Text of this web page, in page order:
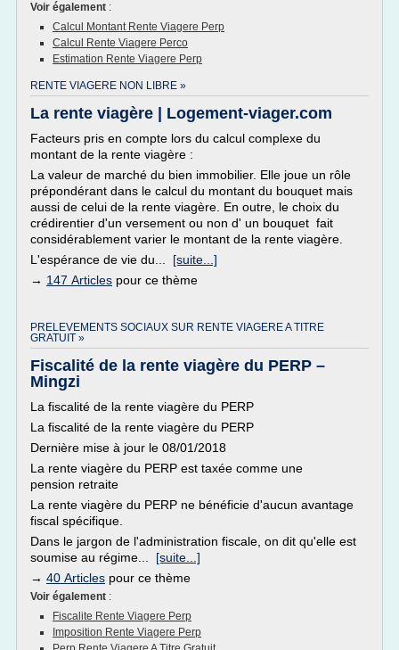
Voir également :
Calcul Montant Rente Viagere Perp
Calcul Rente Viagere Perco
Estimation Rente Viagere Perp
RENTE VIAGERE NON LIBRE »
La rente viagère | Logement-viager.com
Facteurs pris en compte lors du calcul complexe du
montant de la rente viagère :
La valeur de marché du bien immobilier. Elle joue un rôle
prépondérant dans le calcul du montant du bouquet mais
aussi de celui de la rente viagère. En outre, le choix du
crédirentier d'un versement ou non d' un bouquet fait
considérablement varier le montant de la rente viagère.
L'espérance de vie du... [suite...]
→ 147 Articles pour ce thème
PRELEVEMENTS SOCIAUX SUR RENTE VIAGERE A TITRE
GRATUIT »
Fiscalité de la rente viagère du PERP –
Mingzi
La fiscalité de la rente viagère du PERP
La fiscalité de la rente viagère du PERP
Dernière mise à jour le 08/01/2018
La rente viagère du PERP est taxée comme une
pension retraite
La rente viagère du PERP ne bénéficie d'aucun avantage
fiscal spécifique.
Dans le jargon de l'administration fiscale, on dit qu'elle est
soumise au régime... [suite...]
→ 40 Articles pour ce thème
Voir également :
Fiscalite Rente Viagere Perp
Imposition Rente Viagere Perp